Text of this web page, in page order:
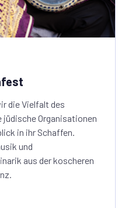
die Vielfalt des
jüdische Organisationen
in ihr Schaffen.
und
aus der koscheren